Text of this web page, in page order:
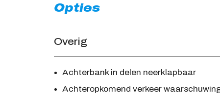
Opties
Overig
Achterbank in delen neerklapbaar
Achteropkomend verkeer